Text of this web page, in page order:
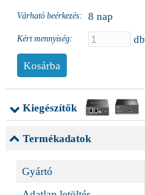
Várható beérkezés: 8 nap
Kért mennyiség: db
Kiegészítők
Termékadatok
Gyártó